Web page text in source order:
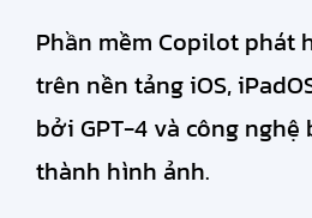
Blog
Hướng dẫn
Phần mềm Copilot phát
trên nền tảng iOS,
bởi GPT-4 và công
thành hình ảnh.